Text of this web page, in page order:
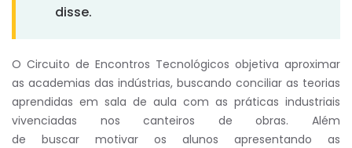
disse.
O Circuito de Encontros Tecnológicos objetiva aproximar
as academias das indústrias, buscando conciliar as teorias
aprendidas em sala de aula com as práticas industriais
vivenciadas nos canteiros de obras. Além
de buscar motivar os alunos apresentando as